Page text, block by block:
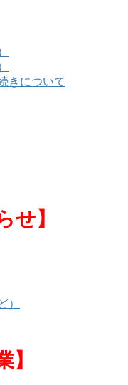
きについて
せ】
）
】